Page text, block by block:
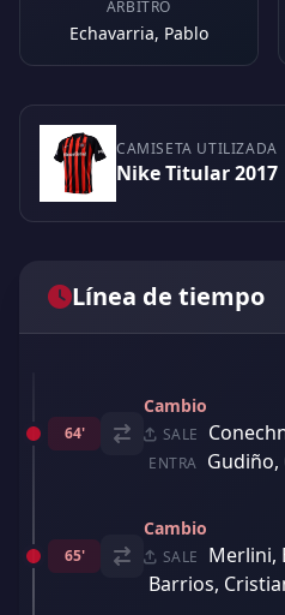
ÁRBITRO
Echavarria, Pablo
CAMISETA UTILIZADA
Nike Titular 2017
Línea de tiempo
64'
Cambio
SALE
ENTRA Gudiño,
65'
Cambio
SALE Merlini,
Barrios,